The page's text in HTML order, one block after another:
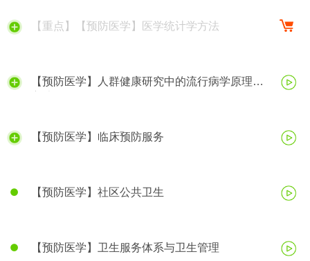
【重点】【预防医学】医学统计学方法
【预防医学】人群健康研究中的流行病学原理与
【预防医学】临床预防服务
【预防医学】社区公共卫生
【预防医学】卫生服务体系与卫生管理